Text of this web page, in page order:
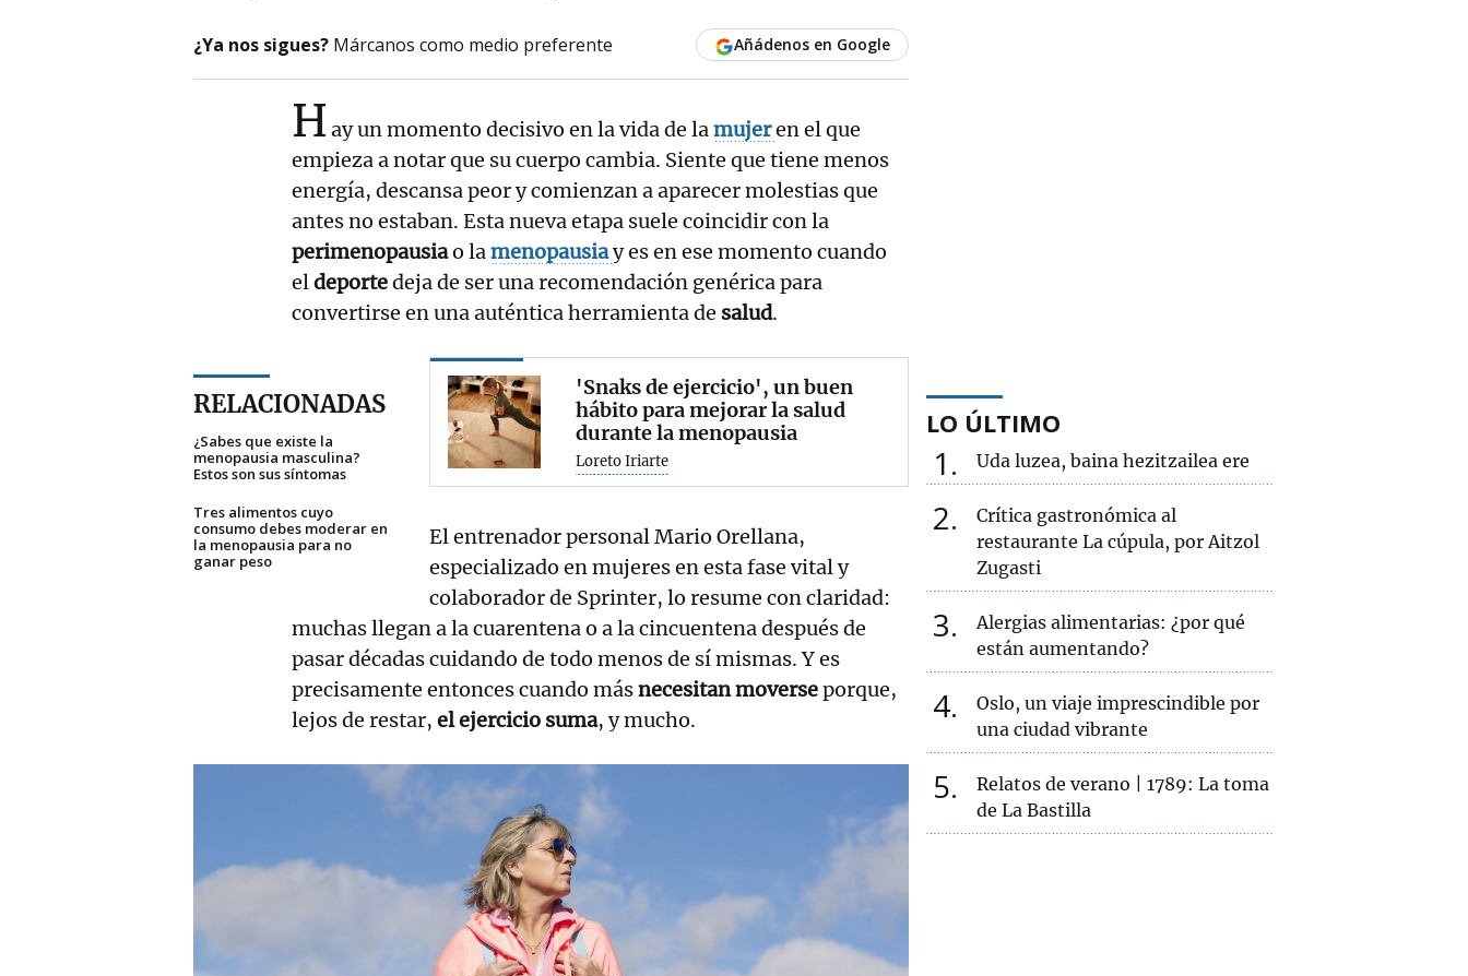
¿Ya nos sigues? Márcanos como medio preferente Añádenos en Google
H ay un momento decisivo en la vida de lamujeren el que
empieza a notar que su cuerpo cambia. Siente que tiene menos
energía, descansa peor y comienzan a aparecer molestias que
antes no estaban. Esta nueva etapa suele coincidir con la
perimenopausiao lamenopausiay es en ese momento cuando
eldeportedeja de ser una recomendación genérica para
convertirse en una auténtica herramienta de salud.
RELACIONADAS
¿Sabes que existe la
menopausia masculina?
Estos son sus síntomas
Tres alimentos cuyo
consumo debes moderar en
la menopausia para no
ganar peso
'Snaks de ejercicio', un buen
hábito para mejorar la salud
durante la menopausia
Loreto Iriarte
El entrenador personal Mario Orellana,
especializado en mujeres en esta fase vital y
colaborador de Sprinter, lo resume con claridad:
muchas llegan a la cuarentena o a la cincuentena después de
pasar décadas cuidando de todo menos de sí mismas. Y es
precisamente entonces cuando másnecesitan moverseporque,
lejos de restar, el ejercicio suma, y mucho.
LO ÚLTIMO
1 Uda luzea, baina hezitzailea ere
2
Crítica gastronómica al
restaurante La cúpula, por Aitzol
Zugasti
3
Alergias alimentarias: ¿por qué
están aumentando?
4
Oslo, un viaje imprescindible por
una ciudad vibrante
5
Relatos de verano | 1789: La toma
de La Bastilla